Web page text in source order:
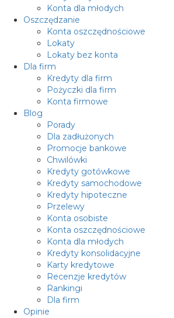
Konta dla młodych
Oszczędzanie
Konta oszczędnościowe
Lokaty
Lokaty bez konta
Dla firm
Kredyty dla firm
Pożyczki dla firm
Konta firmowe
Blog
Porady
Dla zadłużonych
Promocje bankowe
Chwilówki
Kredyty gotówkowe
Kredyty samochodowe
Kredyty hipoteczne
Przelewy
Konta osobiste
Konta oszczędnościowe
Konta dla młodych
Kredyty konsolidacyjne
Karty kredytowe
Recenzje kredytów
Rankingi
Dla firm
Opinie